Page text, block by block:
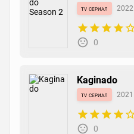
tv сериал 2022
0
Kaginado
tv сериал 2021
0